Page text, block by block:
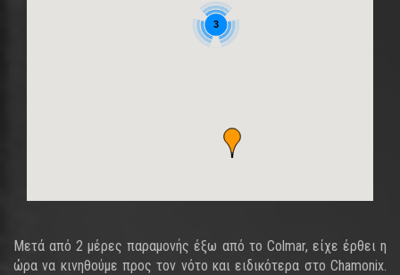
3
Μετά από 2 μέρες παραμονής έξω από το Colmar, είχε έρθει η
ώρα να κινηθούμε προς τον νότο και ειδικότερα στο Chamonix.